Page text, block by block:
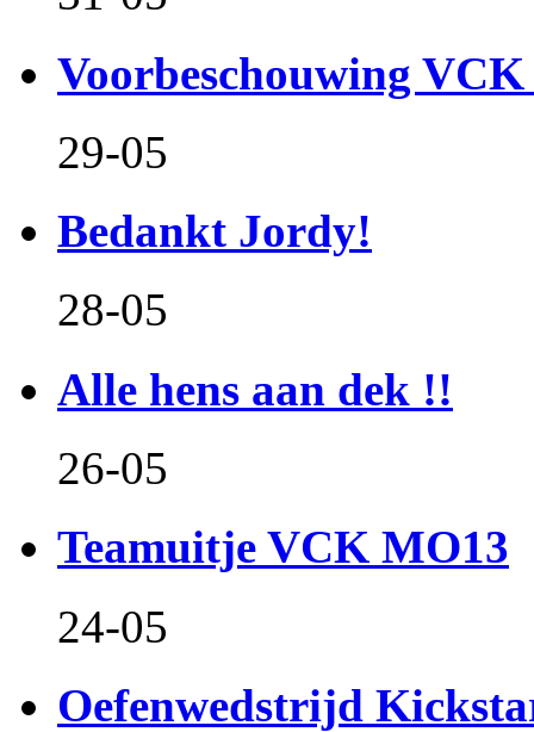
Voorbeschouwing VCK
29-05
Bedankt Jordy!
28-05
Alle hens aan dek !!
26-05
Teamuitje VCK MO13
24-05
Oefenwedstrijd